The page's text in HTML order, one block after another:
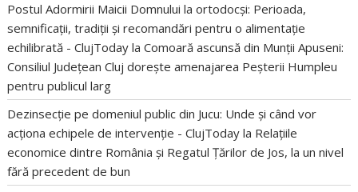
Postul Adormirii Maicii Domnului la ortodocși: Perioada,
semnificații, tradiții și recomandări pentru o alimentație
echilibrată - ClujToday laComoară ascunsă din Munții Apuseni:
Consiliul Județean Cluj dorește amenajarea Peșterii Humpleu
pentru publicul larg
Dezinsecție pe domeniul public din Jucu: Unde și când vor
acționa echipele de intervenție - ClujToday la Relațiile
economice dintre România și Regatul Țărilor de Jos, la un nivel
fără precedent de bun